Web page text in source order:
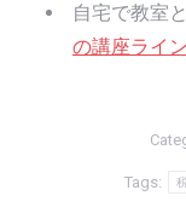
自宅で教室
の講座ライ
Tags: